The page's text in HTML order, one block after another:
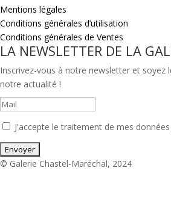
Mentions légales
Conditions générales d’utilisation
Conditions générales de Ventes
LA NEWSLETTER DE LA
Inscrivez-vous à notre newsletter et soyez
notre actualité !
J'accepte le traitement de mes
© Galerie Chastel-Maréchal, 2024